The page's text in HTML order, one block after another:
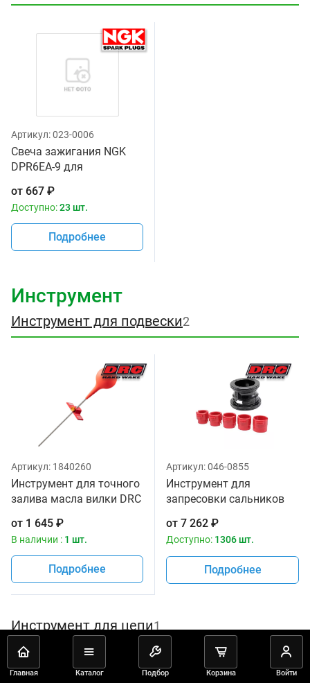
Артикул:023-0006
Свеча зажигания NGK
DPR6EA-9 для
от 667 ₽
Доступно:23 шт.
Подробнее
Инструмент
Инструмент для подвески2
Артикул: 1840260
Инструмент для точного
залива масла вилки DRC
от 1 645 ₽
В наличии : 1 шт.
Подробнее
Артикул:046-0855
Инструмент для
запресовки сальников
005
от 7 262 ₽
Доступно: 1306 шт.
Подробнее
Инструмент для цепи1
Главная Каталог Подбор Корзина Войти